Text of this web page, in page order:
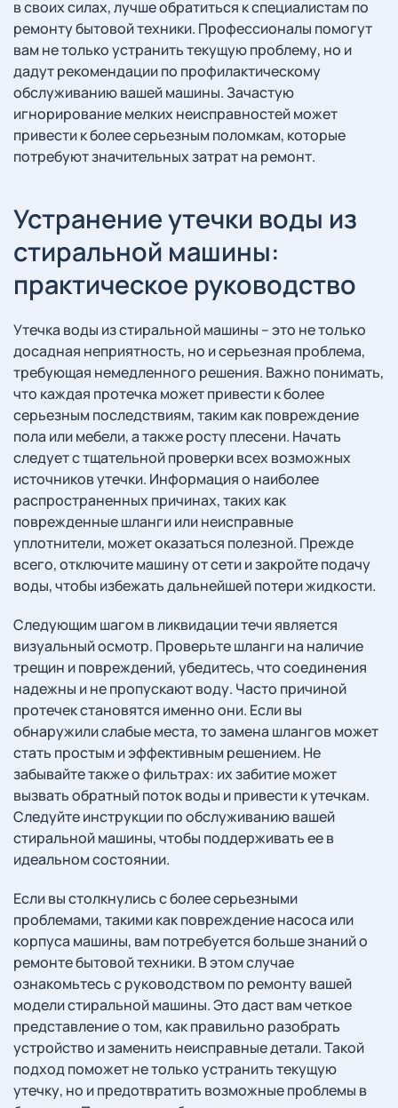
в своих силах, лучше обратиться к специалистам по
ремонту бытовой техники. Профессионалы помогут
вам не только устранить текущую проблему, но и
дадут рекомендации по профилактическому
обслуживанию вашей машины. Зачастую
игнорирование мелких неисправностей может
привести к более серьезным поломкам, которые
потребуют значительных затрат на ремонт.
Устранение утечки воды из
стиральной машины:
практическое руководство
Утечка воды из стиральной машины – это не только
досадная неприятность, но и серьезная проблема,
требующая немедленного решения. Важно понимать,
что каждая протечка может привести к более
серьезным последствиям, таким как повреждение
пола или мебели, а также росту плесени. Начать
следует с тщательной проверки всех возможных
источников утечки. Информация о наиболее
распространенных причинах, таких как
поврежденные шланги или неисправные
уплотнители, может оказаться полезной. Прежде
всего, отключите машину от сети и закройте подачу
воды, чтобы избежать дальнейшей потери жидкости.
Следующим шагом в ликвидации течи является
визуальный осмотр. Проверьте шланги на наличие
трещин и повреждений, убедитесь, что соединения
надежны и не пропускают воду. Часто причиной
протечек становятся именно они. Если вы
обнаружили слабые места, то замена шлангов может
стать простым и эффективным решением. Не
забывайте также о фильтрах: их забитие может
вызвать обратный поток воды и привести к утечкам.
Следуйте инструкции по обслуживанию вашей
стиральной машины, чтобы поддерживать ее в
идеальном состоянии.
Если вы столкнулись с более серьезными
проблемами, такими как повреждение насоса или
корпуса машины, вам потребуется больше знаний о
ремонте бытовой техники. В этом случае
ознакомьтесь с руководством по ремонту вашей
модели стиральной машины. Это даст вам четкое
представление о том, как правильно разобрать
устройство и заменить неисправные детали. Такой
подход поможет не только устранить текущую
утечку, но и предотвратить возможные проблемы в